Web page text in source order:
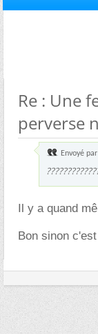
Re : Une
perverse
Envoyé par
Il y a quand
Bon sinon